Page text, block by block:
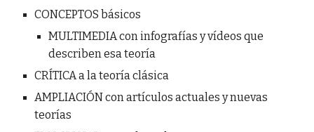
CONCEPTOS básicos
MULTIMEDIA con infografías y vídeos que
describen esa teoría
CRÍTICA a la teoría clásica
AMPLIACIÓN con artículos actuales y nuevas
teorías